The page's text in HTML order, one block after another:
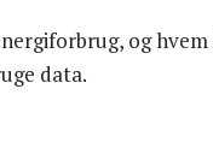
og hvem
data.